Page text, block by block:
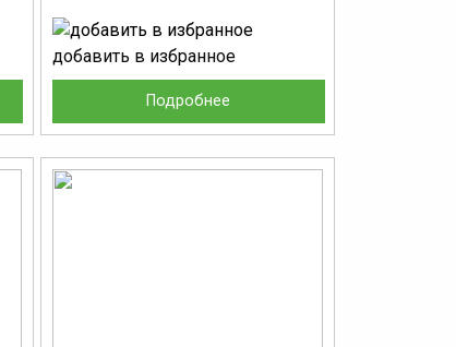
Подробнее
добавить в избранное